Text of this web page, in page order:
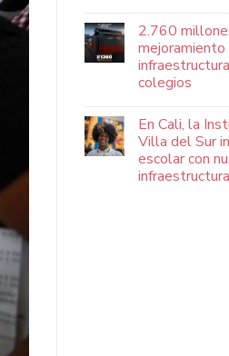
2.760
mejoramiento
colegios
En Cali, la
Villa del Sur
escolar con
infraestructura